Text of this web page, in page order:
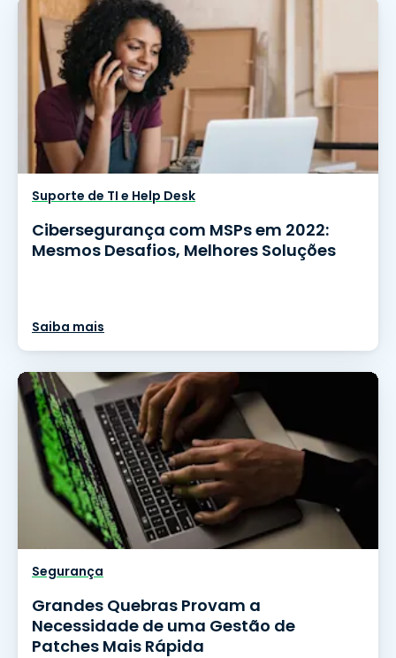
Suporte de TI e Help Desk
Cibersegurança com MSPs em 2022:
Mesmos Desafios, Melhores Soluções
Saiba mais
Segurança
Grandes Quebras Provam a
Necessidade de uma Gestão de
Patches Mais Rápida